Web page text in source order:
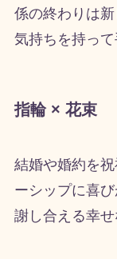
係の終わりは
気持ちを持って
指輪 × 花束
結婚や婚約を
ーシップに喜
謝し合える幸せ